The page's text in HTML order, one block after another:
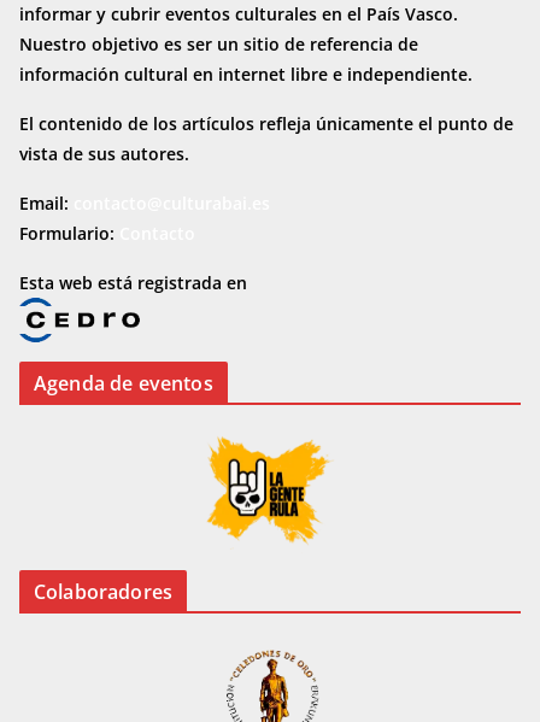
informar y cubrir eventos culturales en el País Vasco.
Nuestro objetivo es ser un sitio de referencia de
información cultural en internet libre e independiente.
El contenido de los artículos refleja únicamente el punto de
vista de sus autores.
Email:
Formulario:
Esta web está registrada en
Agenda de eventos
Colaboradores